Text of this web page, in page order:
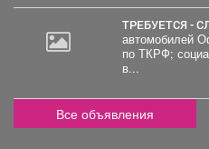
ТРЕБУЕТСЯ -
автомобилей
по ТКРФ;
в...
Все объявления